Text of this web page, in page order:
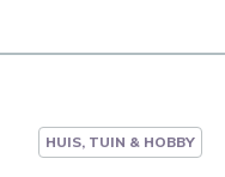
HUIS, TUIN & HOBBY